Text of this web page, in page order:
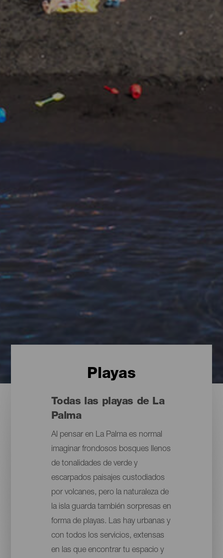
Playas
Todas las playas de La
Palma
Al pensar en La Palma es normal
imaginar frondosos bosques llenos
de tonalidades de verde y
escarpados paisajes custodiados
por volcanes, pero la naturaleza de
la isla guarda también sorpresas en
forma de playas. Las hay urbanas y
con todos los servicios, extensas
en las que encontrar tu espacio y